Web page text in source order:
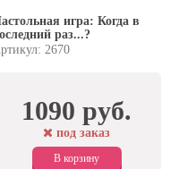
игра: Когда в
раз...?
2670
1090 руб.
под заказ
В корзину